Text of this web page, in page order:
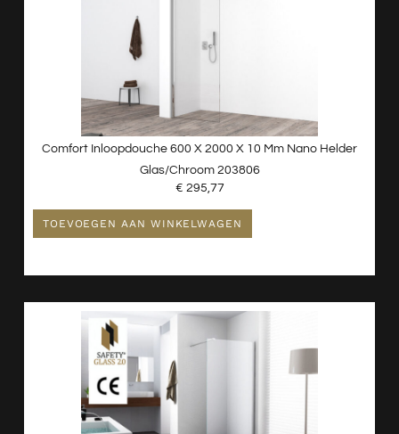
Comfort Inloopdouche 600 X 2000 X 10 Mm Nano Helder
Glas/chroom 203806
€ 295,77
TOEVOEGEN AAN WINKELWAGEN